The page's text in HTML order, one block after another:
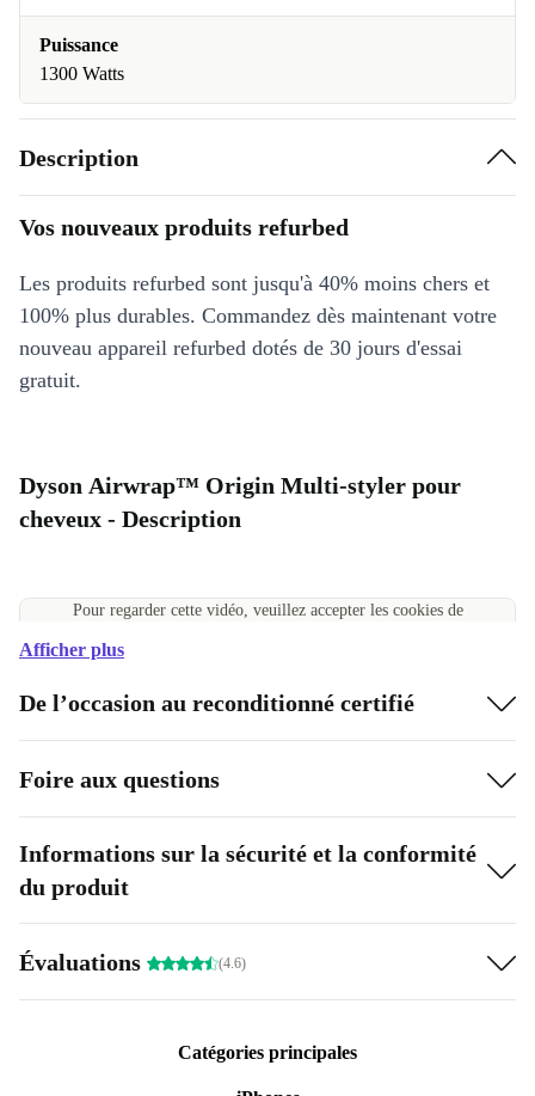
Puissance
1300 Watts
Description
Vos nouveaux produits refurbed
Les produits refurbed sont jusqu'à 40% moins chers et
100% plus durables. Commandez dès maintenant votre
nouveau appareil refurbed dotés de 30 jours d'essai
gratuit.
Dyson Airwrap™ Origin Multi-styler pour
cheveux - Description
Pour regarder cette vidéo, veuillez accepter les cookies de
Afficher plus
De l’occasion au reconditionné certifié
Foire aux questions
Informations sur la sécurité et la conformité
du produit
Évaluations (4.6)
Catégories principales